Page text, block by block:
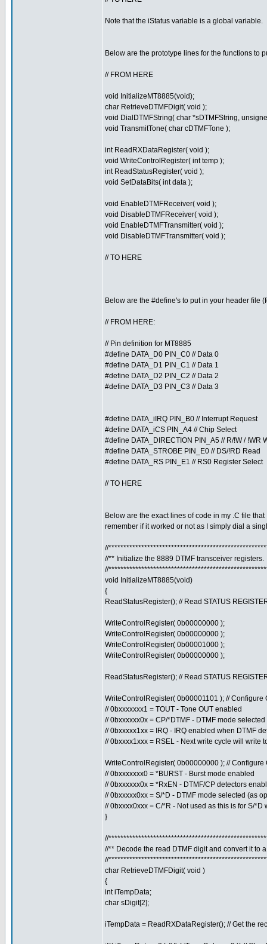
Note that the iStatus variable is a global variable.
Below are the prototype lines for the functions to
// FROM HERE
void InitializeMT8885(void);
char RetrieveDTMFDigit( void );
void DialDTMFString( char *sDTMFString,
void TransmitTone( char cDTMFTone );
int ReadRXDataRegister( void );
void WriteControlRegister( int temp );
int ReadStatusRegister( void );
void SetDataBits( int data );
void EnableDTMFReceiver( void );
void DisableDTMFReceiver( void );
void EnableDTMFTransmitter( void );
void DisableDTMFTransmitter( void );
// TO HERE
Below are the #define's to put in your header file
// FROM HERE:
// Pin definition for MT8885
#define DATA_D0 PIN_C0 // Data 0
#define DATA_D1 PIN_C1 // Data 1
#define DATA_D2 PIN_C2 // Data 2
#define DATA_D3 PIN_C3 // Data 3
#define DATA_iIRQ PIN_B0 // Interrupt Request
#define DATA_iCS PIN_A4 // Chip Select
#define DATA_DIRECTION PIN_A5 // R/!W / !WR
#define DATA_STROBE PIN_E0 // DS/!RD Read
#define DATA_RS PIN_E1 // RS0 Register Select
// TO HERE
Below are the exact lines of code in my .C file
remember if it worked or not as I simply dial a
//
//** Initialize the 8889 DTMF transceiver registers.
//
void InitializeMT8885(void)
{
ReadStatusRegister(); // Read STATUS
WriteControlRegister( 0b00000000 );
WriteControlRegister( 0b00000000 );
WriteControlRegister( 0b00001000 );
WriteControlRegister( 0b00000000 );
ReadStatusRegister(); // Read STATUS
WriteControlRegister( 0b00001101 ); // Configure
// 0bxxxxxxx1 = TOUT - Tone OUT enabled
// 0bxxxxxx0x = CP/*DTMF - DTMF mode selected
// 0bxxxxx1xx = IRQ - IRQ enabled when DTMF
// 0bxxxx1xxx = RSEL - Next write cycle will write
WriteControlRegister( 0b00000000 ); // Configure
// 0bxxxxxxx0 = *BURST - Burst mode enabled
// 0bxxxxxx0x = *RxEN - DTMF/CP detectors
// 0bxxxxx0xx = S/*D - DTMF mode selected (as
// 0bxxxx0xxx = C/*R - Not used as this is for S/
}
//
//** Decode the read DTMF digit and convert it to
//
char RetrieveDTMFDigit( void )
{
int iTempData;
char sDigit[2];
iTempData = ReadRXDataRegister(); // Get the